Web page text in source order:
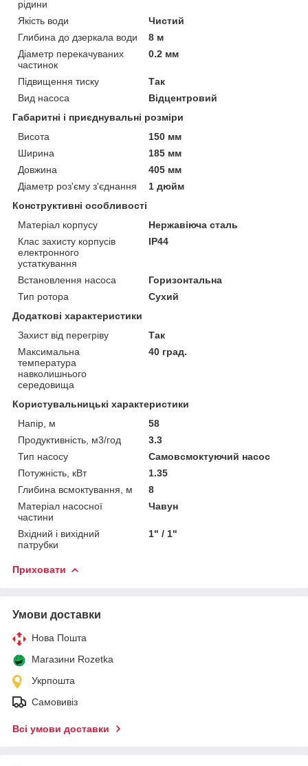
рідини
Якість води
Чистий
Глибина до дзеркала води
8 м
Діаметр перекачуваних
частинок
0.2 мм
Підвищення тиску
Так
Вид насоса
Відцентровий
Габаритні і приєднувальні розміри
Висота
150 мм
Ширина
185 мм
Довжина
405 мм
Діаметр роз'єму з'єднання
1 дюйм
Конструктивні особливості
Матеріал корпусу
Нержавіюча сталь
Клас захисту корпусів
електронного
устаткування
IP44
Встановлення насоса
Горизонтальна
Тип ротора
Сухий
Додаткові характеристики
Захист від перегріву
Так
Максимальна
температура
навколишнього
середовища
40 град.
Користувальницькі характеристики
Напір, м
58
Продуктивність, м3/год
3.3
Тип насосу
Самовсмоктуючий насос
Потужність, кВт
1.35
Глибина всмоктування, м
8
Матеріал насосної
частини
Чавун
Вхідний і вихідний
патрубки
1" / 1"
Приховати
Умови доставки
Нова Пошта
Магазини Rozetka
Укрпошта
Самовивіз
Всі умови доставки